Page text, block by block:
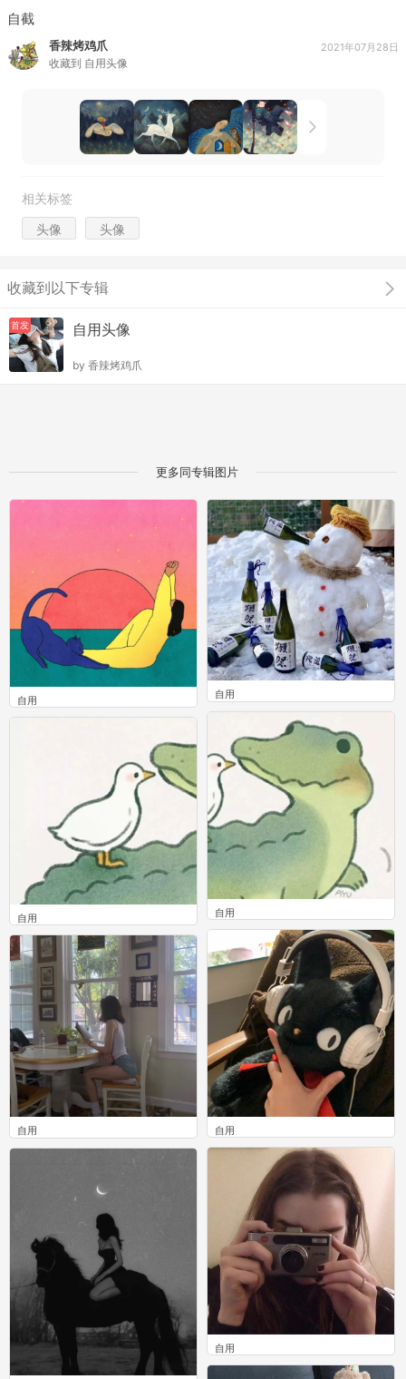
自截
香辣烤鸡爪
收藏到 自用头像
2021年07月28日
相关标签
头像 头像
收藏到以下专辑
首发 自用头像
by 香辣烤鸡爪
更多同专辑图片
自用
0
自用
0
自用
0
自用
0
自用
0
自用
0
自用
0